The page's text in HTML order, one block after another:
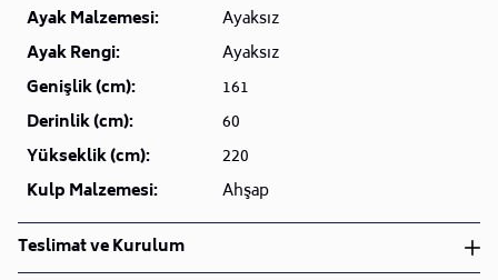
Ayak Malzemesi:
Ayaksız
Ayak Rengi:
Ayaksız
Genişlik (cm):
161
Derinlik (cm):
60
Yükseklik (cm):
220
Kulp Malzemesi:
Ahşap
Teslimat ve Kurulum